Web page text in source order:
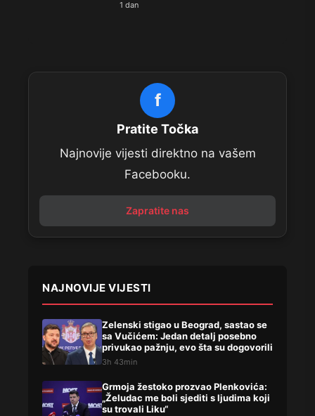
1 dan
f
Pratite Točka
Najnovije vijesti direktno na vašem
Facebooku.
Zapratite nas
NAJNOVIJE VIJESTI
Zelenski stigao u Beograd, sastao se
sa Vučićem: Jedan detalj posebno
privukao pažnju, evo šta su dogovorili
3h 43min
Grmoja žestoko prozvao Plenkovića:
„Želudac me boli sjediti s ljudima koji
su trovali Liku“